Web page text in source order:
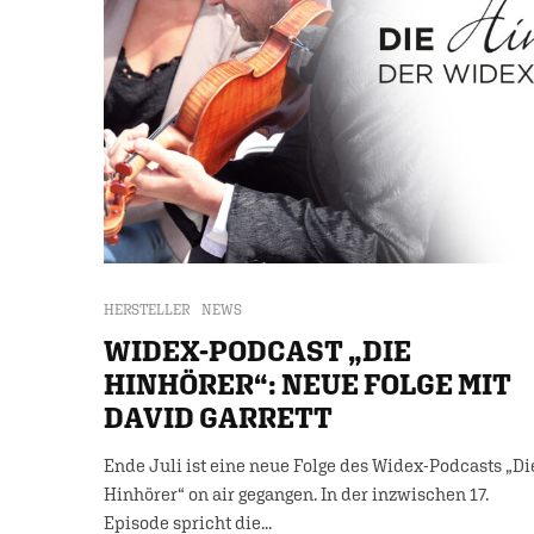
HERSTELLER NEWS
WIDEX-PODCAST „DIE
HINHÖRER“: NEUE FOLGE MIT
DAVID GARRETT
Ende Juli ist eine neue Folge des Widex-Podcasts
Hinhörer“ on air gegangen. In der inzwischen 17.
Episode spricht die...